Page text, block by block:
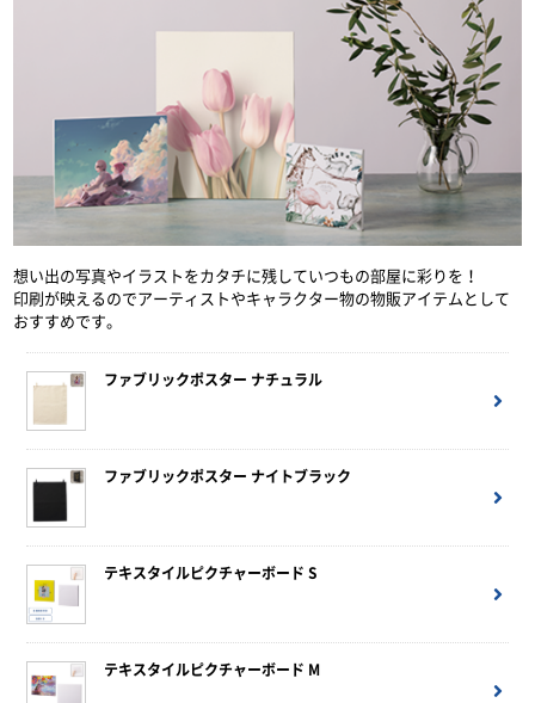
想い出の写真やイラストをカタチに残していつもの部屋に彩りを！
印刷が映えるのでアーティストやキャラクター物の物販アイテムとして
おすすめです。
ファブリックポスター ナチュラル
ファブリックポスター ナイトブラック
テキスタイルピクチャーボード S
テキスタイルピクチャーボード M